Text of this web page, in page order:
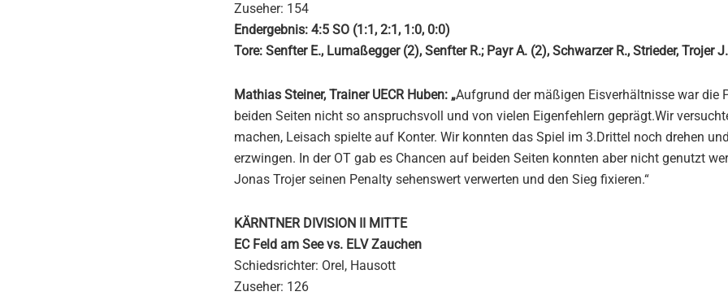
Zuseher: 154
Endergebnis: 4:5 SO (1:1, 2:1, 1:0, 0:0)
Tore: Senfter E., Lumaßegger (2), Senfter R.; Payr A. (2), Schwarzer R., Strieder, Trojer J.
Mathias Steiner, Trainer UECR Huben: „Aufgrund der mäßigen Eisverhältnisse war die
beiden Seiten nicht so anspruchsvoll und von vielen Eigenfehlern geprägt.Wir
machen, Leisach spielte auf Konter. Wir konnten das Spiel im 3.Drittel noch drehen
erzwingen. In der OT gab es Chancen auf beiden Seiten konnten aber nicht genutzt
Jonas Trojer seinen Penalty sehenswert verwerten und den Sieg fixieren.“
KÄRNTNER DIVISION II MITTE
EC Feld am See vs. ELV Zauchen
Schiedsrichter: Orel, Hausott
Zuseher: 126